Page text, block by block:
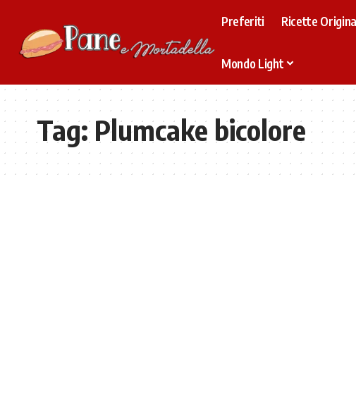
Preferiti Ricette
Mondo Light
Tag:Plumcake bicolore